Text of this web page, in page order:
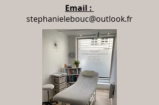
Email :
stephanielebouc@outlook.fr